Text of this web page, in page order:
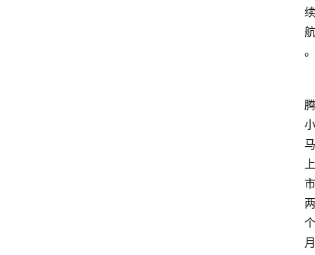
续
航
。
腾
小
马
上
市
两
个
月